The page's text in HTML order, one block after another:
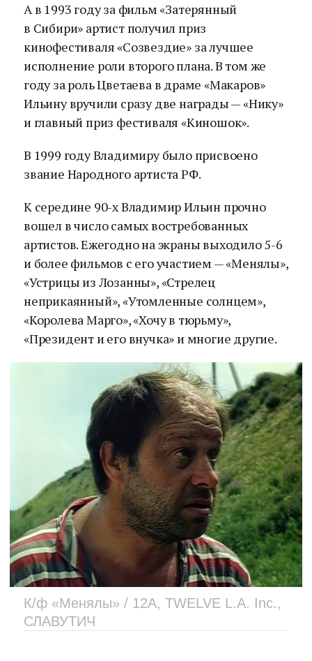
А в 1993 году за фильм «Затерянный
в Сибири» артист получил приз
кинофестиваля «Созвездие» за лучшее
исполнение роли второго плана. В том же
году за роль Цветаева в драме «Макаров»
Ильину вручили сразу две награды — «Нику»
и главный приз фестиваля «Киношок».
В 1999 году Владимиру было присвоено
звание Народного артиста РФ.
К середине 90-х Владимир Ильин прочно
вошел в число самых востребованных
артистов. Ежегодно на экраны выходило 5-6
и более фильмов с его участием — «Менялы»,
«Устрицы из Лозанны», «Стрелец
неприкаянный», «Утомленные солнцем»,
«Королева Марго», «Хочу в тюрьму»,
«Президент и его внучка» и многие другие.
К/ф «Менялы» / 12А, TWELVE L.A. Inc.,
СЛАВУТИЧ